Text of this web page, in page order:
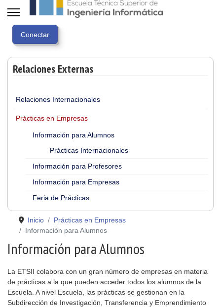
Relaciones Externas
Relaciones Internacionales
Prácticas en Empresas
Información para Alumnos
Prácticas Internacionales
Información para Profesores
Información para Empresas
Feria de Prácticas
Inicio
Prácticas en Empresas
Información para Alumnos
Información para Alumnos
La ETSII colabora con un gran número de empresas en materia
de prácticas a la que pueden acceder todos los alumnos de la
Escuela. A nivel Escuela, las prácticas se gestionan en la
Subdirección de Investigación, Transferencia y Emprendimiento